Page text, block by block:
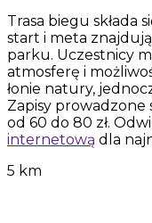
Trasa biegu składa
start i meta
parku. Uczestnicy
atmosferę i
łonie natury,
Zapisy prowadzone
od 60 do 80 zł.
internetową dla
5 km